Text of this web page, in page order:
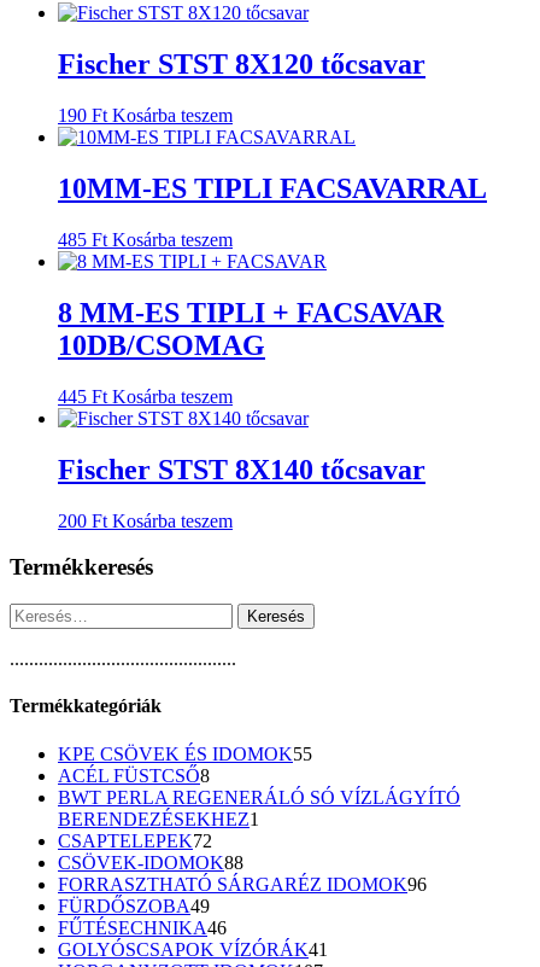
Fischer STST 8X120 tőcsavar
190 Ft Kosárba teszem
10MM-ES TIPLI FACSAVARRAL
485 Ft Kosárba teszem
8 MM-ES TIPLI + FACSAVAR
10DB/CSOMAG
445 Ft Kosárba teszem
Fischer STST 8X140 tőcsavar
200 Ft Kosárba teszem
Termékkeresés
Keresés:
...............................................
Termékkategóriák
KPE CSÖVEK ÉS IDOMOK5555
ACÉL FÜSTCSŐ88
termék
BWT PERLA REGENERÁLÓ SÓ VÍZLÁGYÍTÓ
BERENDEZÉSEKHEZ1
CSAPTELEPEK72
termék
CSÖVEK-IDOMOK8888
termék
FORRASZTHATÓ SÁRGARÉZ IDOMOK9696
FÜRDŐSZOBA4949
termék
FŰTÉSECHNIKA4646
termék
GOLYÓSCSAPOK VÍZÓRÁK41